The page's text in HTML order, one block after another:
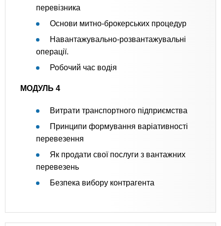
перевізника
Основи митно-брокерських процедур
Навантажувально-розвантажувальні
операції.
Робочий час водія
МОДУЛЬ 4
Витрати транспортного підприємства
Принципи формування варіативності
перевезення
Як продати свої послуги з вантажних
перевезень
Безпека вибору контрагента